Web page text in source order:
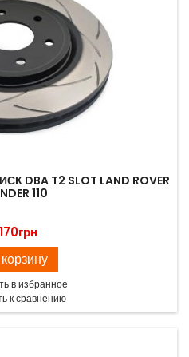
DBA T2 SLOT LAND ROVER
110
в избранное
к сравнению